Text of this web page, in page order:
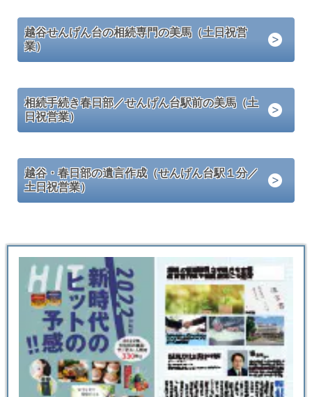
越谷せんげん台の相続専門の美馬（土日祝営
業）
相続手続き春日部／せんげん台駅前の美馬（土
日祝営業）
越谷・春日部の遺言作成（せんげん台駅１分／
土日祝営業）